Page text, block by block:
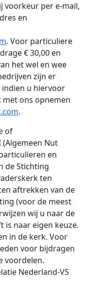
voorkeur per e-mail,
en
. Voor particuliere
€ 30,00 en
het wel en wee
zijn er
u hiervoor
ons opnemen
.
of
Nut
en
de Stichting
ten
aftrekken van de
(voor de meest
wij u naar de
is naar eigen keuze.
in de kerk. Voor
voor bijdragen
voordelen.
Nederland-VS